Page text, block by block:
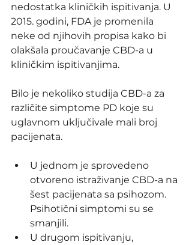
nedostatka kliničkih ispitivanja. U
2015. godini, FDA je promenila
neke od njihovih propisa kako bi
olakšala proučavanje CBD-a u
kliničkim ispitivanjima.
Bilo je nekoliko studija CBD-a za
različite simptome PD koje su
uglavnom uključivale mali broj
pacijenata.
U jednom je sprovedeno
otvoreno istraživanje CBD-a na
šest pacijenata sa psihozom.
Psihotični simptomi su se
smanjili.
U drugom ispitivanju,